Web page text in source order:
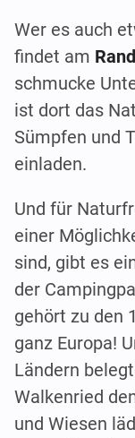
Wer es auch
findet am
schmucke
ist dort das
Sümpfen und
einladen.
Und für
einer
sind, gibt es
der
gehört zu den
ganz Europa!
Ländern
Walkenried
und Wiesen